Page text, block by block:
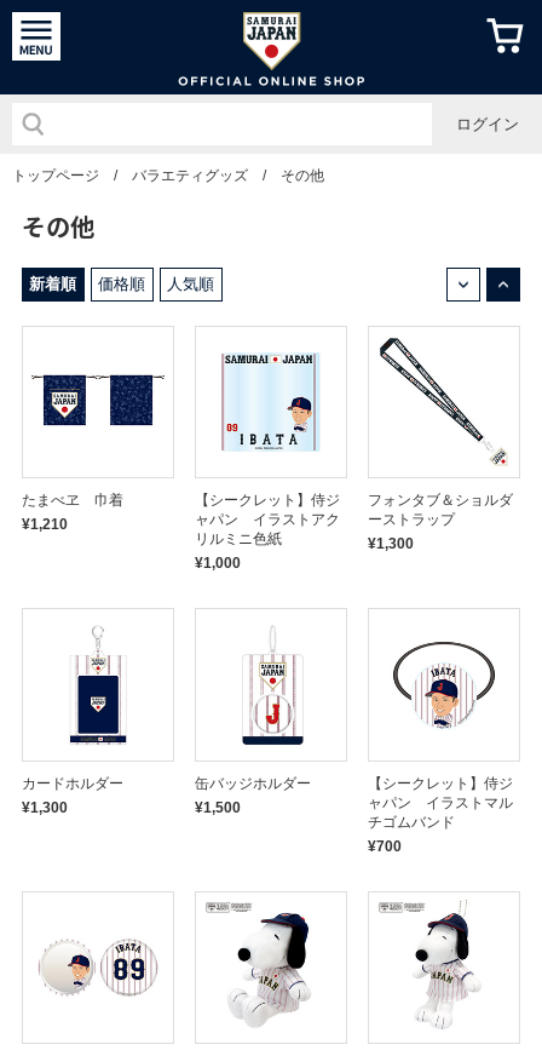
侍ジャパ
ログイン
トップページ / バラエティグッズ / その他
その他
新着順 価格順 人気順
たまべヱ 巾着
¥1,210
【シークレット】侍ジ
ャパン イラストアク
リルミニ色紙
¥1,000
フォンタブ＆ショルダ
ーストラップ
¥1,300
カードホルダー
¥1,300
缶バッジホルダー
¥1,500
【シークレット】侍ジ
ャパン イラストマル
チゴムバンド
¥700